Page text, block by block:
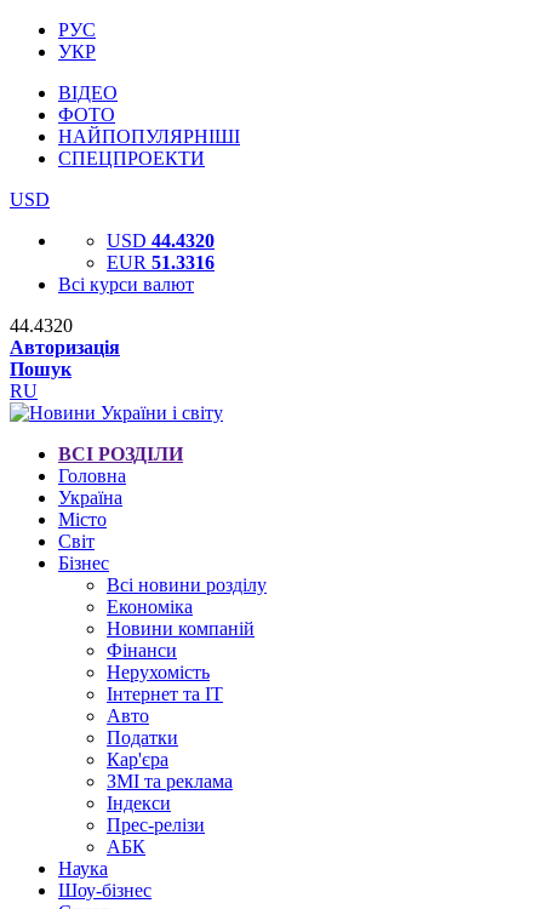
РУС
УКР
ВІДЕО
ФОТО
НАЙПОПУЛЯРНІШІ
СПЕЦПРОЕКТИ
USD
USD 44.4320
EUR 51.3316
Всі курси валют
44.4320
Авторизація
Пошук
RU
ВСІ РОЗДІЛИ
Головна
Україна
Місто
Світ
Бізнес
Всі новини розділу
Економіка
Новини компаній
Фінанси
Нерухомість
Інтернет та IT
Авто
Податки
Кар'єра
ЗМІ та реклама
Індекси
Прес-релізи
АБК
Наука
Шоу-бізнес